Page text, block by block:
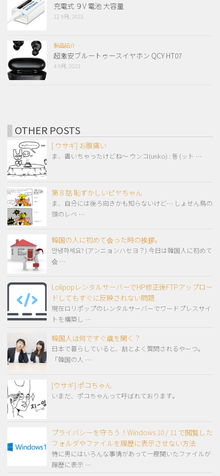
充電式 ９V 電池 大容量
12 9月, 2023
製品紹介
超激安ブルートゥースイヤホン QCY HT07
4 9月, 2023
OTHER POSTS
[ ウサギ] お腹痛い
ま、書いちゃったけどね～ ウンコ(unko) : 똥 (ット …
第８話 恥ずかしいピヤちゃん
ま、自分には後ろ向きかも知らないけど… しょせん鳥の
頭のレベ …
韓国の人に初めて会った時の挨拶。
안녕하세요? (アンニョンハセヨ？) 今日は韓国人に初めて
会 …
LolipopレンタルサーバーでHP修正後FTPアップロー
ドしてもすぐに反映されない問題
現在ロリポップのレンタルサーバーでワードプレスサイ
トを構築し …
韓国人は何ですぐ歳を聞く？
日本で暮らしていると、割とよく質問されるやーつ。
「韓国の人 …
[ウサギ] ポコちゃん
いまだ、ポコちゃんって呼ばれております。
プライバシーを守ろう！Windows 10 / 11 で閲覧した
フォルダやファイルを履歴に表示させない方法
特に男にはいろんな事情があって一度開いたファイルが
履歴に表示 …